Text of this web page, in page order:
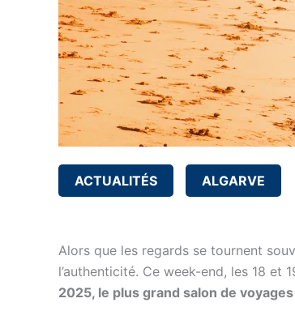
ACTUALITÉS ALGARVE
Alors que les regards se tournent
l’authenticité. Ce week-end, les 18 et
2025, le plus grand salon de